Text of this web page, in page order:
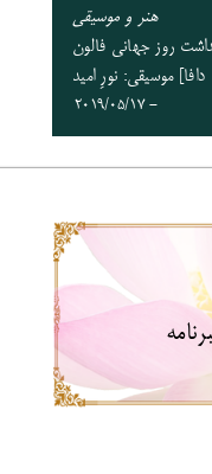
هنر و موسیقی
روز جهانی فالون
دافا] موسیقی: نورِ امید
- 2019/05/17